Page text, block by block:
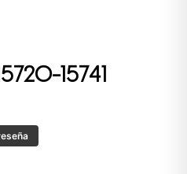
15741